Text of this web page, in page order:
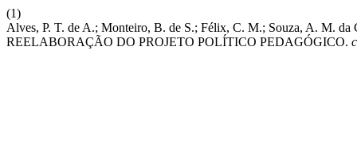
(1)
Alves, P. T. de A.; Monteiro, B. de S.; Félix, C. M.; Souza, A. M.
REELABORAÇÃO DO PROJETO POLÍTICO PEDAGÓGICO.